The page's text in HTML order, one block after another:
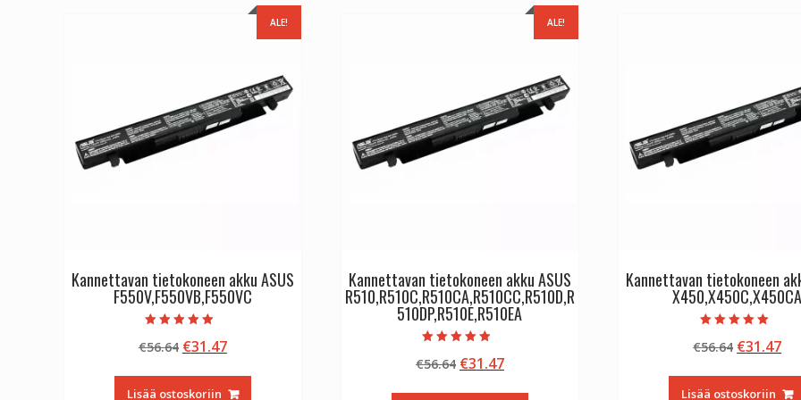
ALE!
Kannettavan tietokoneen akku ASUS
F550V,F550VB,F550VC
tuotteesta:
5.00
€56.64 Alkuperäinen
oli:
€31.47Nykyinen
on:
Lisää ostoskoriin
ALE!
Kannettavan tietokoneen akku ASUS
R510,R510C,R510CA,R510CC,R510D,R
510DP,R510E,R510EA
tuotteesta:
4.50
€56.64 Alkuperäinen
€31.47Nykyinen
Kannettavan tietokoneen
X450,X450C,X450CA
tuotteesta:
5.00
€56.64
oli:
€31.47
on:
Lisää ostoskoriin